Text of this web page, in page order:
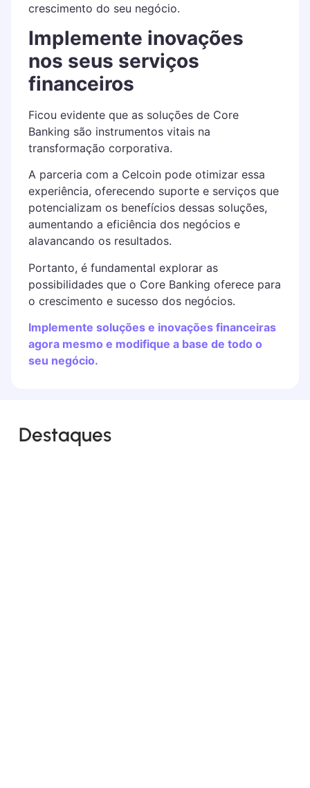
crescimento do seu negócio.
Implemente inovações
nos seus serviços
financeiros
Ficou evidente que as soluções de Core
Banking são instrumentos vitais na
transformação corporativa.
A parceria com a Celcoin pode otimizar essa
experiência, oferecendo suporte e serviços que
potencializam os benefícios dessas soluções,
aumentando a eficiência dos negócios e
alavancando os resultados.
Portanto, é fundamental explorar as
possibilidades que o Core Banking oferece para
o crescimento e sucesso dos negócios.
Implemente soluções e inovações financeiras
agora mesmo e modifique a base de todo o
seu negócio.
Destaques